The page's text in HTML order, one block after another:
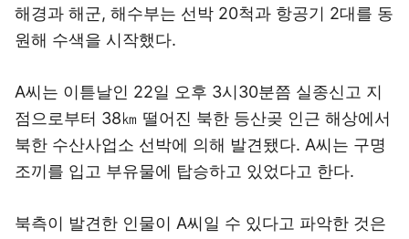
해경과 해군, 해수부는 선박 20척과 항공기 2대를 동
원해 수색을 시작했다.
A씨는 이튿날인 22일 오후 3시30분쯤 실종신고 지
점으로부터 38㎞ 떨어진 북한 등산곶 인근 해상에서
북한 수산사업소 선박에 의해 발견됐다. A씨는 구명
조끼를 입고 부유물에 탑승하고 있었다고 한다.
북측이 발견한 인물이 A씨일 수 있다고 파악한 것은